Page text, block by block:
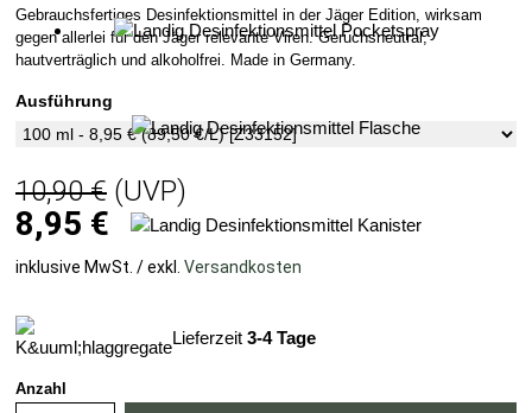
Wildbrethygiene & Reinigung
Schutz- und Kettenhandschuhe
Hängewaagen & Co.
Berge- & Zerwirkhilfen
Messer & Co.
Messerschärfer
Spalter & Sägen
Arbeitstische & Spülbecken
Hackblöcke
Gebrauchsfertiges Desinfektionsmittel in der Jäger Edition, wirksam
gegen allerlei für den Jäger relevante Viren. Geruchsneutral,
hautverträglich und alkoholfrei. Made in Germany.
Ausführung
10,90 € (UVP)
8,95 €
inklusive MwSt. / exkl. Versandkosten
Lieferzeit 3-4 Tage
Anzahl